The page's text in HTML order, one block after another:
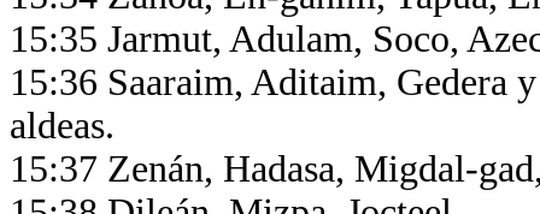
15:35 Jarmut, Adulam, Soco,
15:36 Saaraim, Aditaim, Gedera
aldeas.
15:37 Zenán, Hadasa, Migdal-